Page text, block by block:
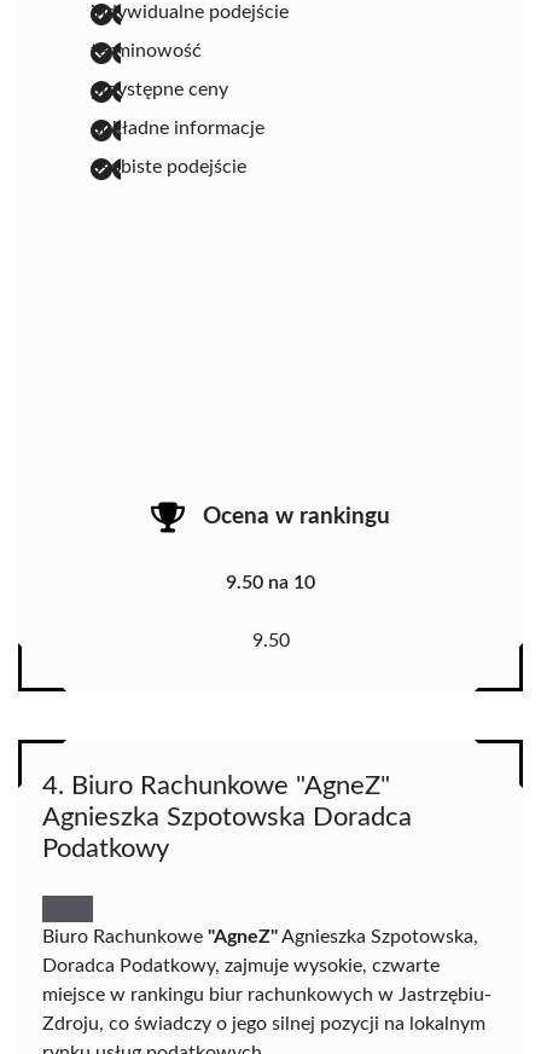
indywidualne podejście
terminowość
przystępne ceny
dokładne informacje
osobiste podejście
Ocena w rankingu
9.50 na 10
9.50
4. Biuro Rachunkowe "AgneZ"
Agnieszka Szpotowska Doradca
Podatkowy
Biuro Rachunkowe "AgneZ"Agnieszka Szpotowska,
Doradca Podatkowy, zajmuje wysokie, czwarte
miejsce w rankingu biur rachunkowych w Jastrzębiu-
Zdroju, co świadczy o jego silnej pozycji na lokalnym